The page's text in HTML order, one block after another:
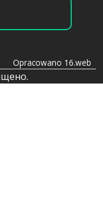
Opracowano 16.web